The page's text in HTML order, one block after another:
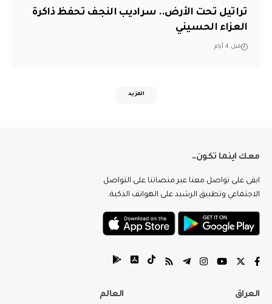
تراتيل تحت الأرض.. سراديب النجف تحفظ ذاكرة
العزاء الحسيني
قبل 4 أيام
المزيد
معك اينما تكون..
ابقى على تواصل معنا عبر منصاتنا على التواصل
الاجتماعي وتطبيق الرشيد على الهواتف الذكية.
العراق العالم